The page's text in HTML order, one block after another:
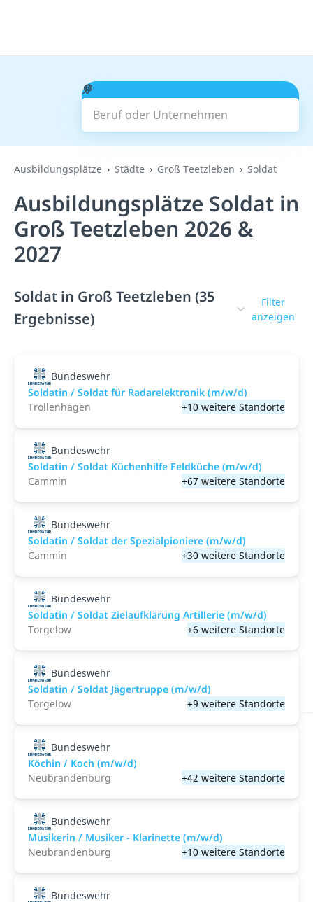
Beruf oder Unternehmen
Suchen
Ausbildungsplätze Städte Groß Teetzleben Soldat
Ausbildungsplätze Soldat in
Groß Teetzleben 2026 &
2027
Soldat in Groß Teetzleben (35
Ergebnisse)
Filter
anzeigen
Bundeswehr
Soldatin / Soldat für Radarelektronik (m/w/d)
Trollenhagen
+10 weitere Standorte
Bundeswehr
Soldatin / Soldat Küchenhilfe Feldküche (m/w/d)
Cammin
+67 weitere Standorte
Bundeswehr
Soldatin / Soldat der Spezialpioniere (m/w/d)
Cammin
+30 weitere Standorte
Bundeswehr
Soldatin / Soldat Zielaufklärung Artillerie (m/w/d)
Torgelow
+6 weitere Standorte
Bundeswehr
Soldatin / Soldat Jägertruppe (m/w/d)
Torgelow
+9 weitere Standorte
Bundeswehr
Köchin / Koch (m/w/d)
Neubrandenburg
+42 weitere Standorte
Bundeswehr
Musikerin / Musiker - Klarinette (m/w/d)
Neubrandenburg
+10 weitere Standorte
Bundeswehr